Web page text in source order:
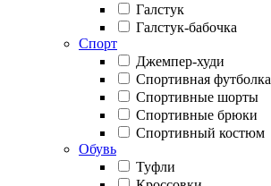
Галстук
Галстук-бабочка
Спорт
Джемпер-худи
Спортивная футболка
Спортивные шорты
Спортивные брюки
Спортивный костюм
Обувь
Туфли